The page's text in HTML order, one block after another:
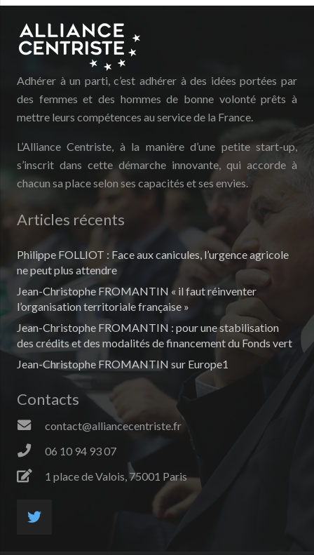
Adhérer à un parti, c’est adhérer à des idées portées par
des femmes et des hommes de bonne volonté prêts à
mettre leurs compétences au service de la France.
L’Alliance Centriste, à la manière d’une petite start-up,
s’inscrit dans cette démarche innovante, qui accorde à
chacun sa place selon ses capacités et ses envies.
Articles récents
Philippe FOLLIOT : Face aux canicules, l’urgence agricole
ne peut plus attendre
Jean-Christophe FROMANTIN « il faut réinventer
l’organisation territoriale française »
Jean-Christophe FROMANTIN : pour une stabilisation
des crédits et des modalités de financement du Fonds vert
Jean-Christophe FROMANTIN sur Europe1
Contacts
contact@alliancecentriste.fr
06 10 94 93 07
1 place de Valois, 75001 Paris